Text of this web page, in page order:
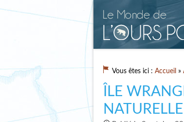
Vous êtes ici : Accueil »
ÎLE